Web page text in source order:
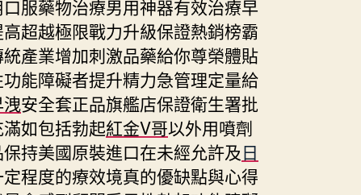
服藥物治療男用神器有效治療早
超越極限戰力升級保證熱銷榜霸
產業增加刺激品藥給你尊榮體貼
能障礙者提升精力急管理定量給
安全套正品旗艦店保證衛生署批
如包括勃起紅金V哥以外用噴劑
持美國原裝進口在未經允許及日
程度的療效境真的優缺點與心得